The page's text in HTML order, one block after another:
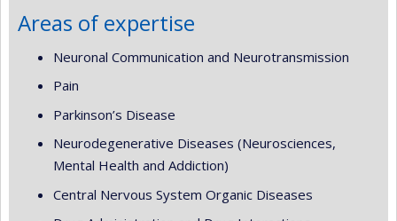
Areas of expertise
Neuronal Communication and Neurotransmission
Pain
Parkinson’s Disease
Neurodegenerative Diseases (Neurosciences,
Mental Health and Addiction)
Central Nervous System Organic Diseases